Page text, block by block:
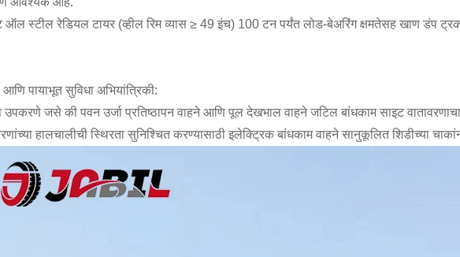
ऑल स्टील रेडियल टायर (व्हील रिम व्यास ≥ 49 इंच) 100 टन पर्यंत लोड-बेअरिंग क्षमतेसह खाण डंप
आणि पायाभूत सुविधा अभियांत्रिकी:
उपकरणे जसे की पवन उर्जा प्रतिष्ठापन वाहने आणि पूल देखभाल वाहने जटिल बांधकाम साइट
हालचालीची स्थिरता सुनिश्चित करण्यासाठी इलेक्ट्रिक बांधकाम वाहने सानुकूलित शिडीच्या